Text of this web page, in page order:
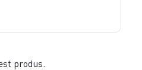
produs.